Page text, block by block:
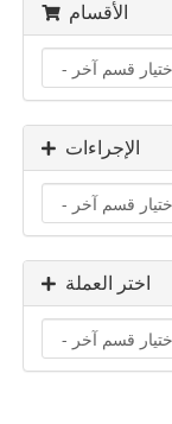
الأقسام
الإجراءات
اختر العملة